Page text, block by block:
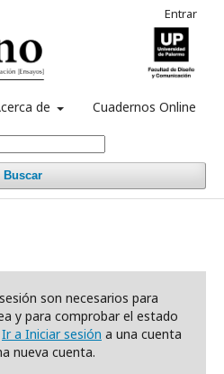
de Cuadernos Online
Buscar
Entrar
son necesarios para
y para comprobar el estado
Ir a Iniciar sesión a una cuenta
nueva cuenta.